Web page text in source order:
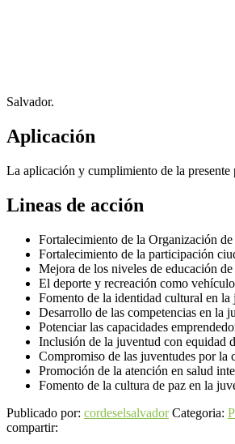
Salvador.
Aplicación
La aplicación y cumplimiento de la
Lineas de acción
Fortalecimiento de la Organización de
Fortalecimiento de la participación
Mejora de los niveles de educación
El deporte y recreación como
Fomento de la identidad cultural en la
Desarrollo de las competencias en la
Potenciar las capacidades
Inclusión de la juventud con equidad
Compromiso de las juventudes por la
Promoción de la atención en salud
Fomento de la cultura de paz en la
Publicado por: cordeselsalvador Categoria:
compartir: